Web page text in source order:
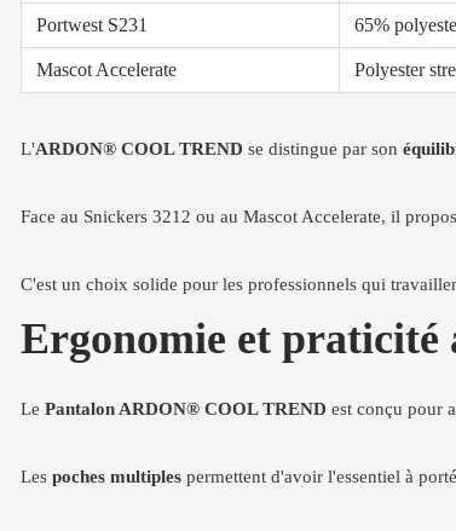
Portwest S231 65%
Mascot Accelerate Polyester
L'ARDON® COOL TREND se distingue par son
Face au Snickers 3212 ou au Mascot Accelerate, il
C'est un choix solide pour les professionnels qui
Ergonomie et praticité
Le Pantalon ARDON® COOL TREND est conçu pour
Les poches multiples permettent d'avoir l'essentiel à